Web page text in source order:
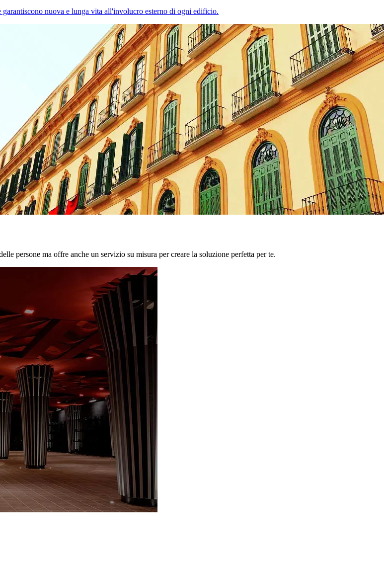
nuova e lunga vita all'involucro esterno di ogni edificio.
persone ma offre anche un servizio su misura per creare la soluzione perfetta per te.